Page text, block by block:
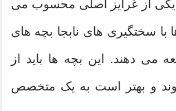
یکی از غرایز اصلی محسوب می
سختگیری های نابجا بچه های
می دهند. این بچه ها باید از
و بهتر است به یک متخصص